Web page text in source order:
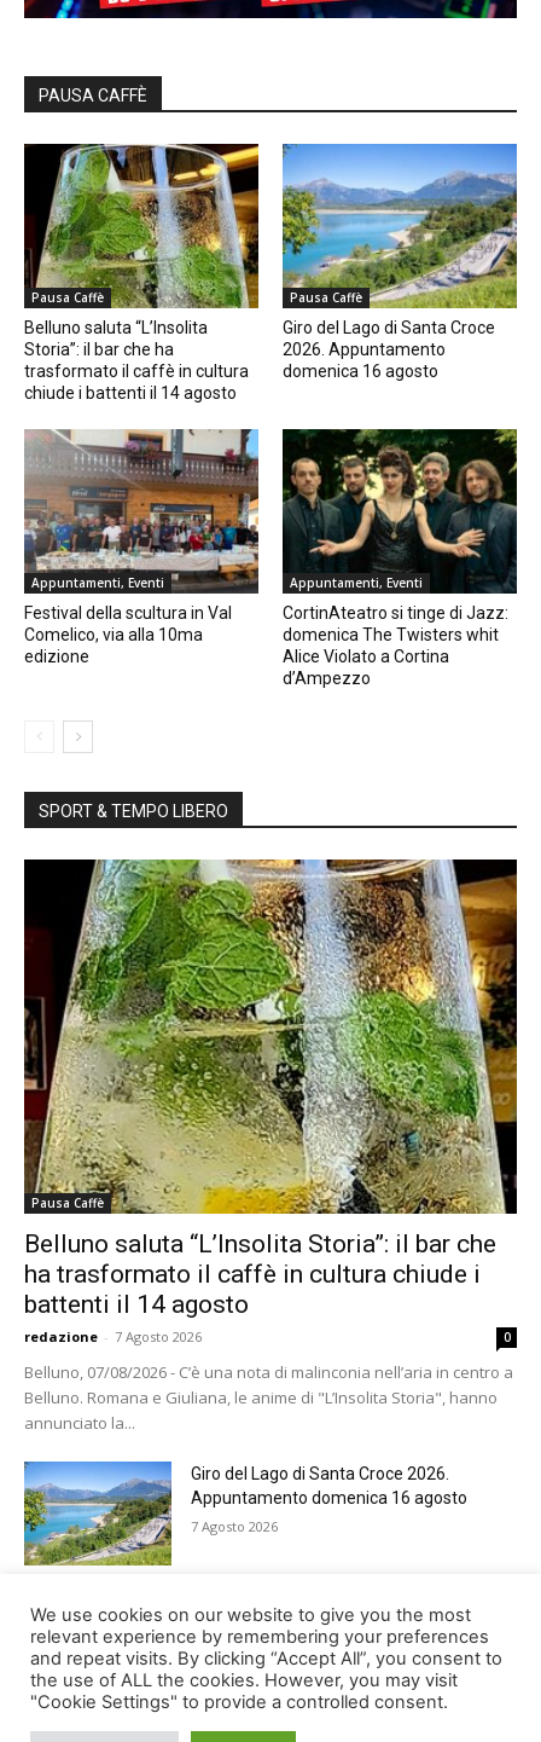
PAUSA CAFFÈ
Pausa Caffè
Belluno saluta “L’Insolita
Storia”: il bar che ha
trasformato il caffè in cultura
chiude i battenti il 14 agosto
Pausa Caffè
Giro del Lago di Santa Croce
2026. Appuntamento
domenica 16 agosto
Appuntamenti, Eventi
Festival della scultura in Val
Comelico, via alla 10ma
edizione
Appuntamenti, Eventi
CortinAteatro si tinge di Jazz:
domenica The Twisters whit
Alice Violato a Cortina
d’Ampezzo
SPORT & TEMPO LIBERO
Pausa Caffè
Belluno saluta “L’Insolita Storia”: il bar che
ha trasformato il caffè in cultura chiude i
battenti il 14 agosto
redazione - 7 Agosto 2026 0
Belluno, 07/08/2026 - C’è una nota di malinconia nell’aria in centro a
Belluno. Romana e Giuliana, le anime di "L’Insolita Storia", hanno
annunciato la...
Giro del Lago di Santa Croce 2026.
Appuntamento domenica 16 agosto
7 Agosto 2026
Belluno rende omaggio ai cugini
Alessandro e Andrea Bristot
6 Agosto 2026
We use cookies on our website to give you the most
relevant experience by remembering your preferences
and repeat visits. By clicking “Accept All”, you consent to
the use of ALL the cookies. However, you may visit
"Cookie Settings" to provide a controlled consent.